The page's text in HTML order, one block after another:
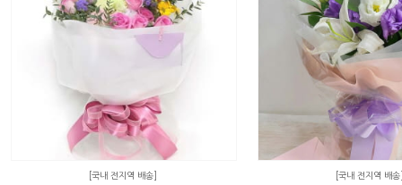
[국내 전지역 배송] [국내 전지역 배